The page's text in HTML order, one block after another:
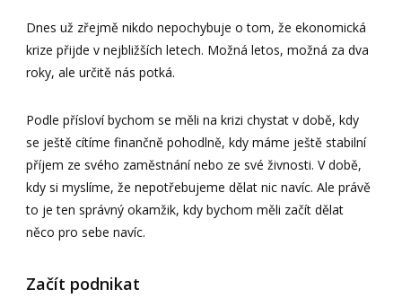
Dnes už zřejmě nikdo nepochybuje o tom, že ekonomická
krize přijde v nejbližších letech. Možná letos, možná za dva
roky, ale určitě nás potká.
Podle přísloví bychom se měli na krizi chystat v době, kdy
se ještě cítíme finančně pohodlně, kdy máme ještě stabilní
příjem ze svého zaměstnání nebo ze své živnosti. V době,
kdy si myslíme, že nepotřebujeme dělat nic navíc. Ale právě
to je ten správný okamžik, kdy bychom měli začít dělat
něco pro sebe navíc.
Začít podnikat